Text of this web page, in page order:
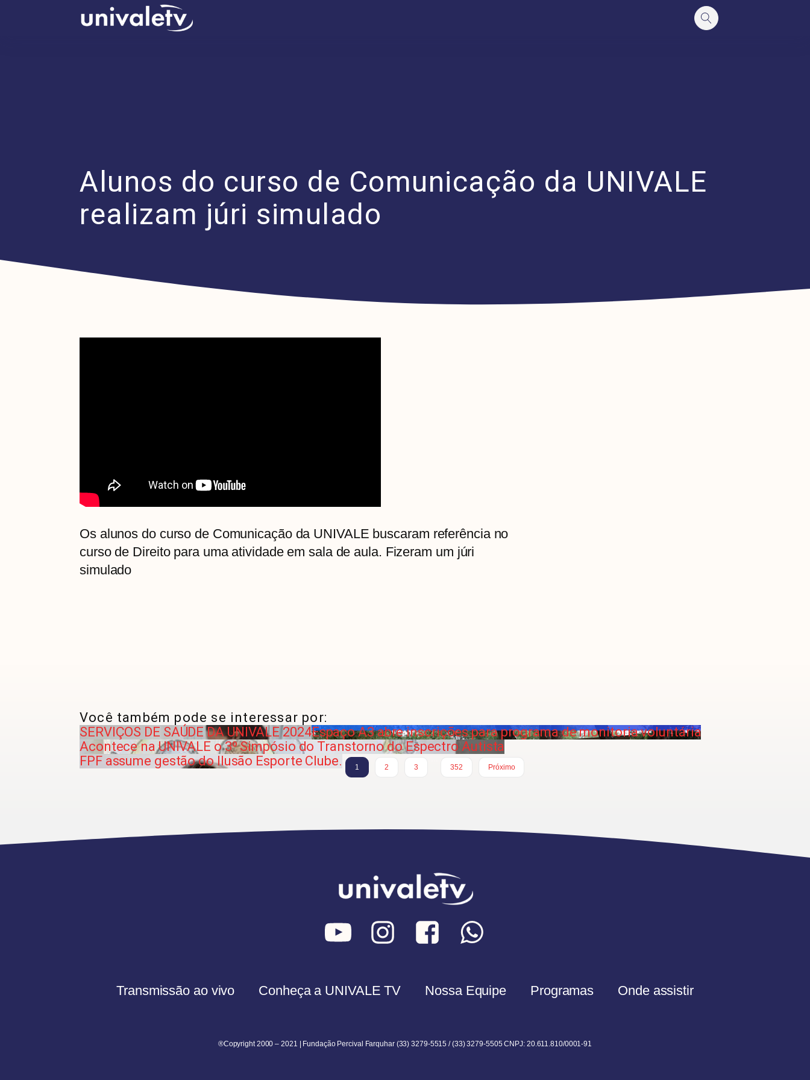
Alunos do curso de Comunicação da UNIVALE
realizam júri simulado
Os alunos do curso de Comunicação da UNIVALE buscaram referência no
curso de Direito para uma atividade em sala de aula. Fizeram um júri
simulado
Você também pode se interessar por:
SERVIÇOS DE SAÚDE DA UNIVALE 2024Espaço A3 abre inscrições para programa de monitoria voluntária
Acontece na UNIVALE o 3º Simpósio do Transtorno do Espectro Autista
FPF assume gestão do Ilusão Esporte Clube.
1 2 3
352
Próximo
Transmissão ao vivo Conheça a UNIVALE TV Nossa Equipe Programas Onde assistir
®Copyright 2000 – 2021 | Fundação Percival Farquhar (33) 3279-5515 / (33) 3279-5505 CNPJ: 20.611.810/0001-91